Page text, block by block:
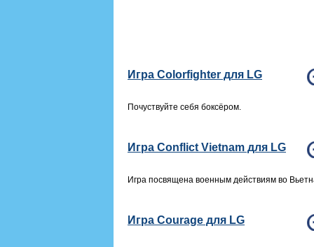
Игра Colorfighter для LG
Почуствуйте себя боксёром.
Игра Conflict Vietnam для LG
Игра посвящена военным действиям во
Игра Courage для LG